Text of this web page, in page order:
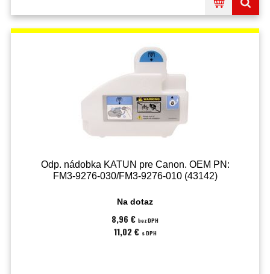
Odp. nádobka KATUN pre Canon. OEM PN:
FM3-9276-030/FM3-9276-010 (43142)
Na dotaz
8,96 € bez DPH
11,02 € s DPH